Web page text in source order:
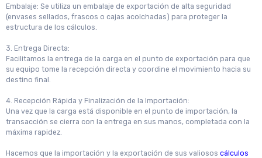
Embalaje: Se utiliza un embalaje de exportación de alta seguridad
(envases sellados, frascos o cajas acolchadas) para proteger la
estructura de los cálculos.
3. Entrega Directa:
Facilitamos la entrega de la carga en el punto de exportación para que
su equipo tome la recepción directa y coordine el movimiento hacia su
destino final.
4. Recepción Rápida y Finalización de la Importación:
Una vez que la carga está disponible en el punto de importación, la
transacción se cierra con la entrega en sus manos, completada con la
máxima rapidez.
Hacemos que la importación y la exportación de sus valiosos cálculos